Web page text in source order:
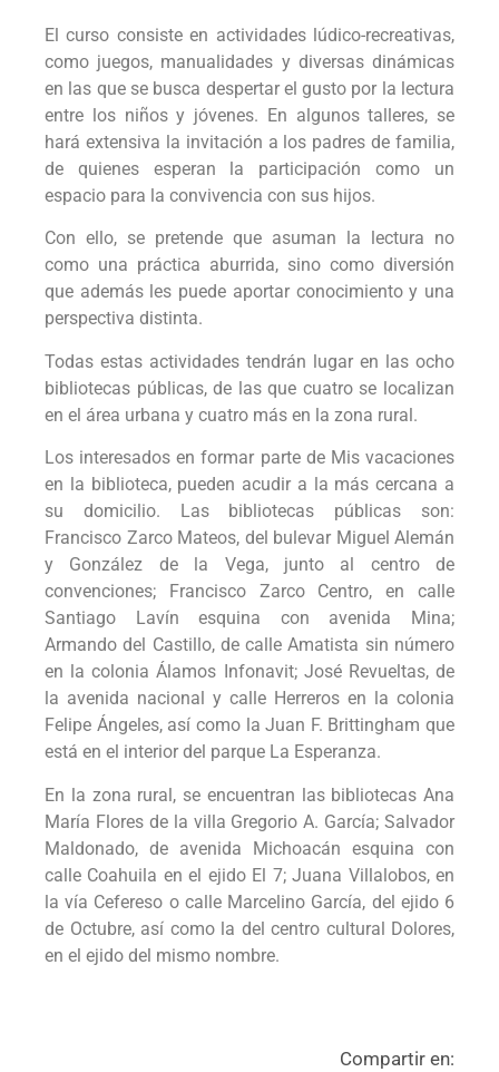
El curso consiste en actividades lúdico-recreativas,
como juegos, manualidades y diversas dinámicas
en las que se busca despertar el gusto por la lectura
entre los niños y jóvenes. En algunos talleres, se
hará extensiva la invitación a los padres de familia,
de quienes esperan la participación como un
espacio para la convivencia con sus hijos.
Con ello, se pretende que asuman la lectura no
como una práctica aburrida, sino como diversión
que además les puede aportar conocimiento y una
perspectiva distinta.
Todas estas actividades tendrán lugar en las ocho
bibliotecas públicas, de las que cuatro se localizan
en el área urbana y cuatro más en la zona rural.
Los interesados en formar parte de Mis vacaciones
en la biblioteca, pueden acudir a la más cercana a
su domicilio. Las bibliotecas públicas son:
Francisco Zarco Mateos, del bulevar Miguel Alemán
y González de la Vega, junto al centro de
convenciones; Francisco Zarco Centro, en calle
Santiago Lavín esquina con avenida Mina;
Armando del Castillo, de calle Amatista sin número
en la colonia Álamos Infonavit; José Revueltas, de
la avenida nacional y calle Herreros en la colonia
Felipe Ángeles, así como la Juan F. Brittingham que
está en el interior del parque La Esperanza.
En la zona rural, se encuentran las bibliotecas Ana
María Flores de la villa Gregorio A. García; Salvador
Maldonado, de avenida Michoacán esquina con
calle Coahuila en el ejido El 7; Juana Villalobos, en
la vía Cefereso o calle Marcelino García, del ejido 6
de Octubre, así como la del centro cultural Dolores,
en el ejido del mismo nombre.
Compartir en: